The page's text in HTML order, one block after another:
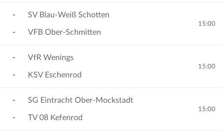
-
-
SV Blau-Weiß Schotten
VFB Ober-Schmitten
15:00
-
-
VfR Wenings
KSV Eschenrod
15:00
-
-
SG Eintracht Ober-Mockstadt
TV 08 Kefenrod
15:00